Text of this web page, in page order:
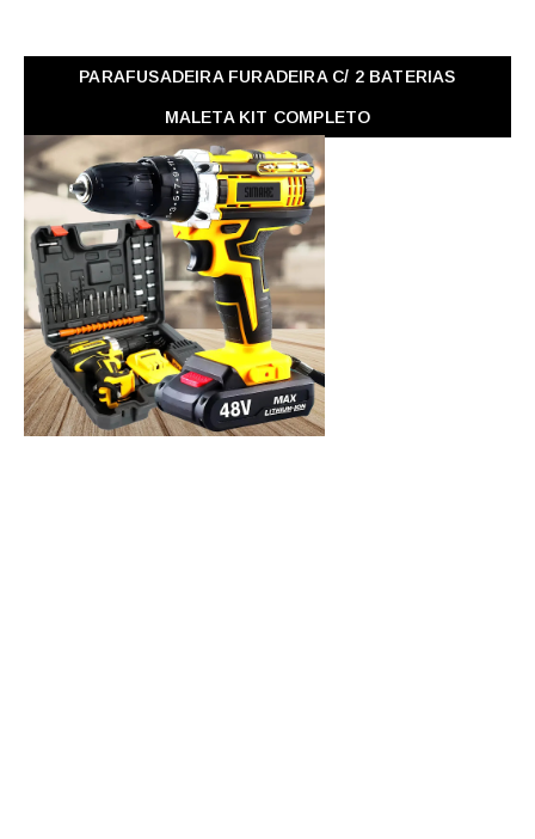
PARAFUSADEIRA FURADEIRA C/ 2 BATERIAS
MALETA KIT COMPLETO